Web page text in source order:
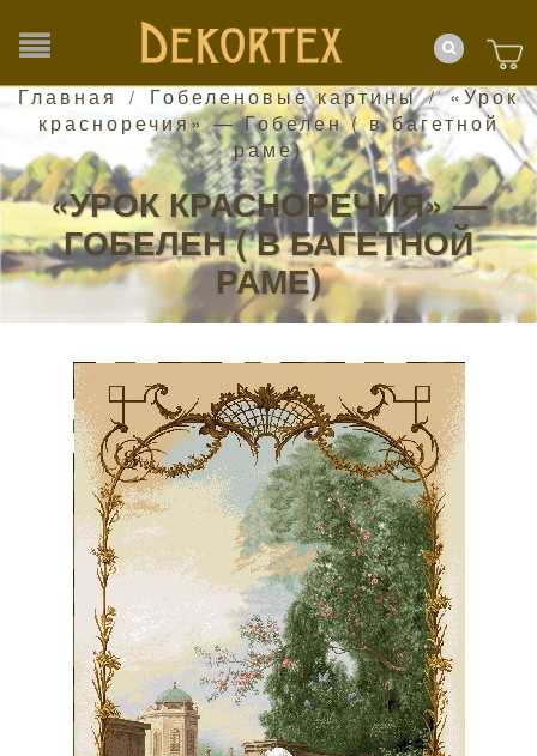
Главная / Гобеленовые картины /«Урок
красноречия» — Гобелен ( в багетной
раме)
«УРОК КРАСНОРЕЧИЯ» —
ГОБЕЛЕН ( В БАГЕТНОЙ
РАМЕ)